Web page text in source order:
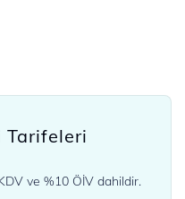
Tarifeleri
ve %10 ÖİV dahildir.